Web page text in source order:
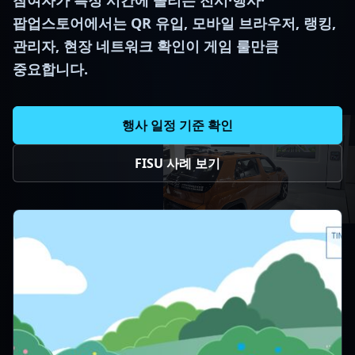
팝업스토어에서는 QR 유입, 모바일 브라우저, 랭킹,
관리자, 현장 네트워크 확인이 게임 룰만큼
중요합니다.
행사 일정 기준 확인
FISU 사례 보기